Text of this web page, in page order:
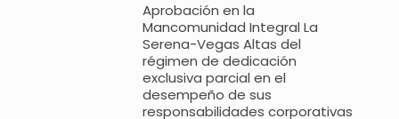
Aprobación en la
Mancomunidad Integral La
Serena-Vegas Altas del
régimen de dedicación
exclusiva parcial en el
desempeño de sus
responsabilidades corporativas